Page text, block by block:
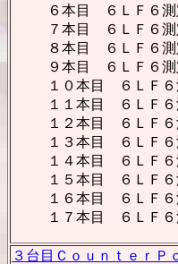
６本目 ６ＬＦ６
７本目 ６ＬＦ６
８本目 ６ＬＦ６測
９本目 ６ＬＦ６
１０本目 ６ＬＦ
１１本目 ６ＬＦ
１２本目 ６ＬＦ
１３本目 ６ＬＦ
１４本目 ６ＬＦ
１５本目 ６ＬＦ
１６本目 ６ＬＦ
１７本目 ６ＬＦ
３台目Ｃｏｕｎｔｅｒ